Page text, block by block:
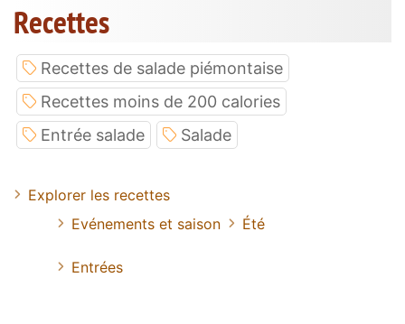
Recettes
Recettes de salade piémontaise
Recettes moins de 200 calories
Entrée salade
Salade
Explorer les recettes
Evénements et saison
Été
Entrées